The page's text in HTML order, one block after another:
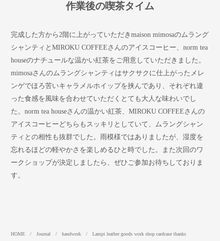
作業後の喫茶タイム
完成した方から2階に上がっていただきmaison mimosaのムラング
シャンティとMIROKU COFFEEさんのアイスコーヒー、norm tea
houseのナチュールな温かい紅茶をご用意していただきました。
mimosaさんのムラングシャンティはサクサクに仕上がったメレ
ンゲでほろ苦いキャラメルホイップを挟んであり、それぞれ違
った食感を風味を合わせていただくとても大人な味わいでし
た。norm tea houseさんの温かい紅茶、MIROKU COFFEEさんの
アイスコーヒーどちらもスッキリとしていて、ムラングシャン
ティとの相性も抜群でした。雨模様ではありましたが、湿度を
忘れるほどの軽やかさを楽しめるひと時でした。また次回のワ
ークショップが決定しましたら、ぜひご参加お待ちしておりま
す。
HOME / Journal / handwork / Lampi leather goods work shop cardcase thanks